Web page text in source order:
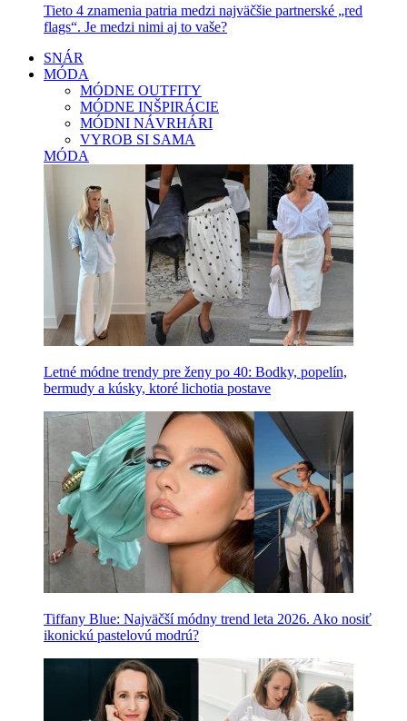
Tieto 4 znamenia patria medzi najväčšie partnerské „red
flags“. Je medzi nimi aj to vaše?
SNÁR
MÓDA
MÓDNE OUTFITY
MÓDNE INŠPIRÁCIE
MÓDNI NÁVRHÁRI
VYROB SI SAMA
MÓDA
Letné módne trendy pre ženy po 40: Bodky, popelín,
bermudy a kúsky, ktoré lichotia postave
Tiffany Blue: Najväčší módny trend leta 2026. Ako nosiť
ikonickú pastelovú modrú?